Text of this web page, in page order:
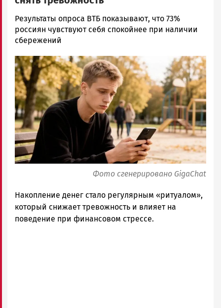
Ольга
Шубина
Новости
и
Карелии
|
Петрозаводск
ГОВОРИТ
Результаты опроса ВТБ показывают, что 73%
россиян чувствуют себя спокойнее при наличии
сбережений
Image
Фото сгенерировано GigaChat
Накопление денег стало регулярным «ритуалом»,
который снижает тревожность и влияет на
поведение при финансовом стрессе.